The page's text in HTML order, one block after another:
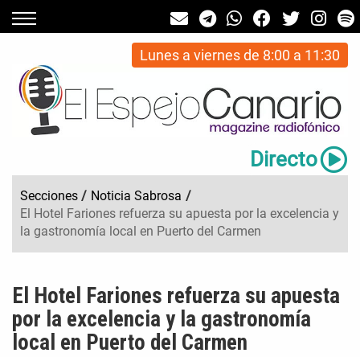
Lunes a viernes de 8:00 a 11:30
Directo
Secciones / Noticia Sabrosa /
El Hotel Fariones refuerza su apuesta por la excelencia y
la gastronomía local en Puerto del Carmen
El Hotel Fariones refuerza su apuesta
por la excelencia y la gastronomía
local en Puerto del Carmen